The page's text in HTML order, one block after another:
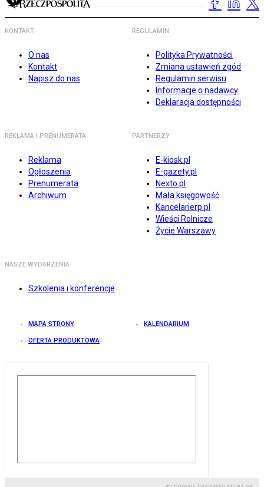
KONTAKT
O nas
Kontakt
Napisz do nas
REGULAMIN
Polityka Prywatności
Zmiana ustawień zgód
Regulamin serwisu
Informacje o nadawcy
Deklaracja dostępności
REKLAMA I PRENUMERATA
Reklama
Ogłoszenia
Prenumerata
Archiwum
PARTNERZY
E-kiosk.pl
E-gazety.pl
Nexto.pl
Mała księgowość
Kancelarierp.pl
Wieści Rolnicze
Życie Warszawy
NASZE WYDARZENIA
Szkolenia i konferencje
MAPA STRONY KALENDARIUM
OFERTA PRODUKTOWA